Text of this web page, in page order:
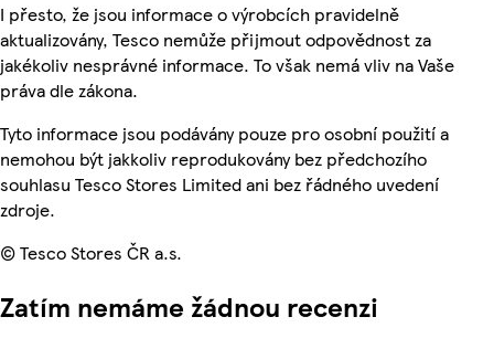
I přesto, že jsou informace o výrobcích pravidelně
aktualizovány, Tesco nemůže přijmout odpovědnost za
jakékoliv nesprávné informace. To však nemá vliv na Vaše
práva dle zákona.
Tyto informace jsou podávány pouze pro osobní použití a
nemohou být jakkoliv reprodukovány bez předchozího
souhlasu Tesco Stores Limited ani bez řádného uvedení
zdroje.
© Tesco Stores ČR a.s.
Zatím nemáme žádnou recenzi